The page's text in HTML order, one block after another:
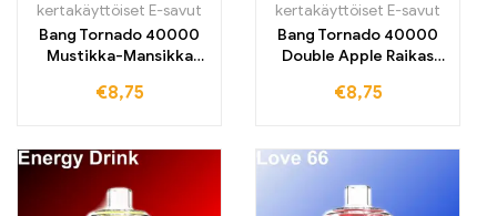
kertakäyttöiset E-savut
Bang Tornado 40000
Mustikka-Mansikka
mehukkaan vadelman
€8,75
kertakäyttöiset E-savut
Bang Tornado 40000
Double Apple Raikas
intensiivisellä
€8,75